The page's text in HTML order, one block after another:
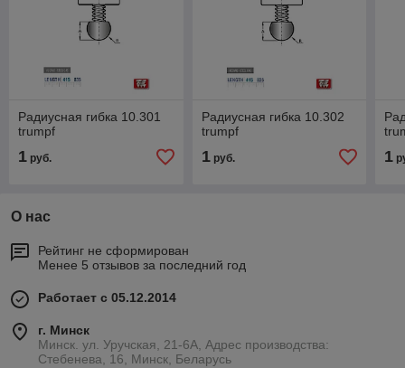
Радиусная гибка 10.301
trumpf
1 руб.
Радиусная гибка 10.302
trumpf
1руб. 1
О нас
Рейтинг не сформирован
Менее 5 отзывов за последний год
Работает с 05.12.2014
г. Минск
Минск. ул. Уручская, 21-6А, Адрес производства:
Стебенева, 16, Минск, Беларусь